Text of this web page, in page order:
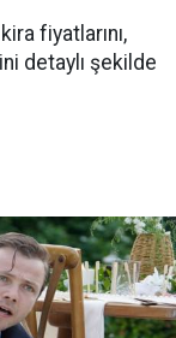
fiyatlarını,
detaylı şekilde